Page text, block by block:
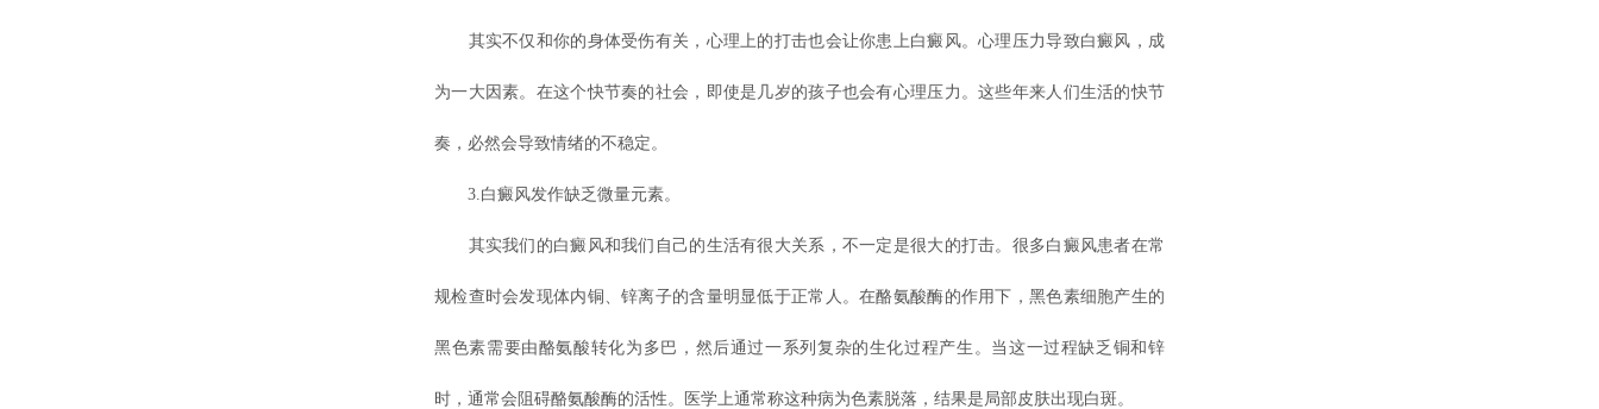
其实不仅和你的身体受伤有关，心理上的打击也会让你患上白癜风。心理压力导致白癜风，成
为一大因素。在这个快节奏的社会，即使是几岁的孩子也会有心理压力。这些年来人们生活的快节
奏，必然会导致情绪的不稳定。
3.白癜风发作缺乏微量元素。
其实我们的白癜风和我们自己的生活有很大关系，不一定是很大的打击。很多白癜风患者在常
规检查时会发现体内铜、锌离子的含量明显低于正常人。在酪氨酸酶的作用下，黑色素细胞产生的
黑色素需要由酪氨酸转化为多巴，然后通过一系列复杂的生化过程产生。当这一过程缺乏铜和锌
时，通常会阻碍酪氨酸酶的活性。医学上通常称这种病为色素脱落，结果是局部皮肤出现白斑。